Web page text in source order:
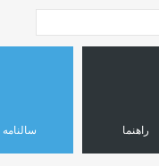
سالنامه راهنما